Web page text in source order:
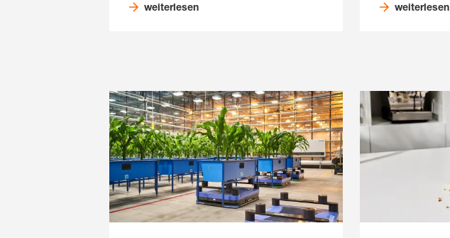
weiterlesen weiterlesen